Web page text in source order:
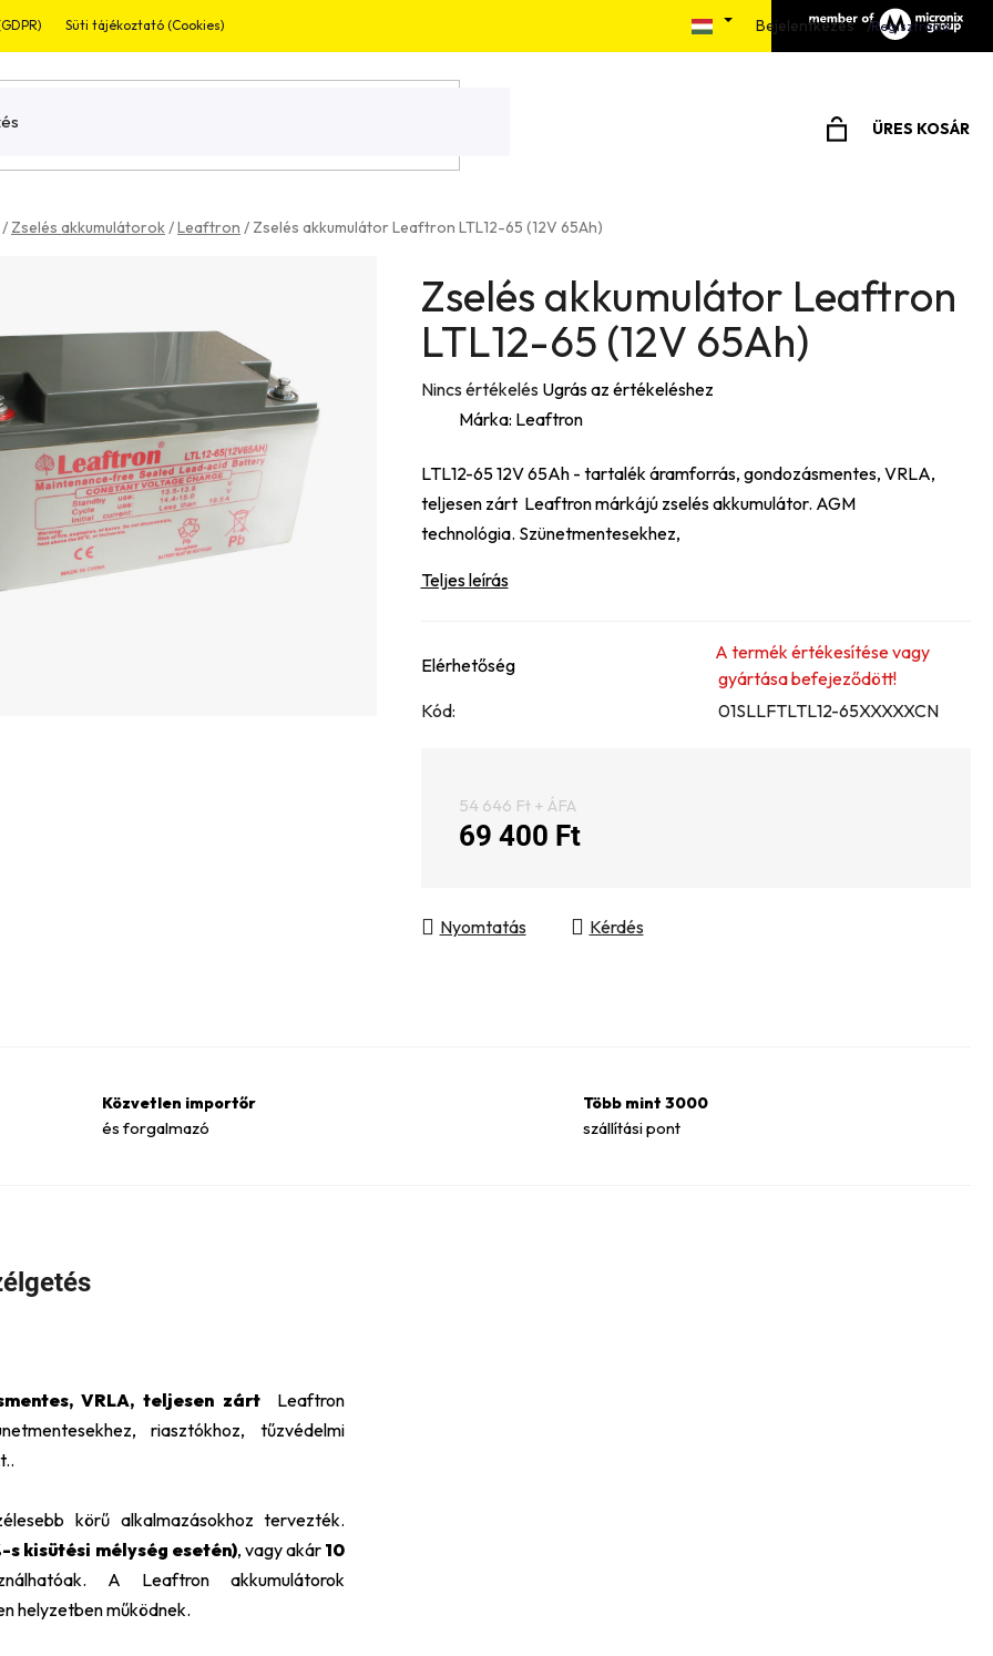
Süti tájékoztató (Cookies) Írjon nekünkBejelentkezés Regisztráció
ÜRES KOSÁR
/ Zselés akkumulátorok/Leaftron / Zselés akkumulátor Leaftron LTL12-65 (12V 65Ah)
Zselés akkumulátor Leaftron
LTL12-65 (12V 65Ah)
A
termék
értékelése
5-
ből
csillag.
Nincs értékelés Ugrás az értékeléshez
Márka: Leaftron
LTL12-65 12V 65Ah - tartalék áramforrás, gondozásmentes, VRLA,
teljesen zárt Leaftron márkájú zselés akkumulátor. AGM
technológia. Szünetmentesekhez,
Teljes leírás
Elérhetőség
A termék értékesítése vagy
gyártása befejeződött!
Kód:
01SLLFTLTL12-65XXXXXCN
54 646 Ft + ÁFA
69 400 Ft
Nyomtatás Kérdés
Közvetlen importőr
és forgalmazó
Több mint 3000
szállítási pont
VRLA, teljesen zárt
Leaftron
riasztókhoz, tűzvédelmi
körű alkalmazásokhoz tervezték.
s kisütési mélység esetén), vagy akár 10
A Leaftron akkumulátorok
helyzetben működnek.